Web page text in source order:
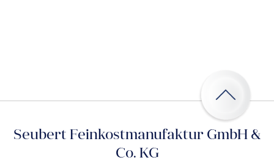
Seubert Feinkostmanufaktur GmbH &
Co. KG